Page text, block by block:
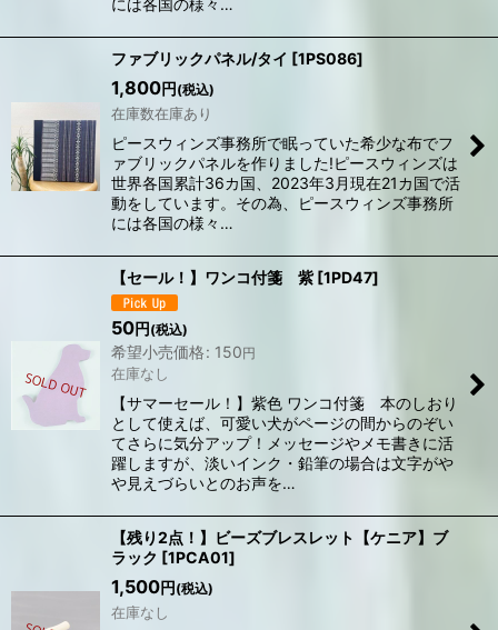
には各国の様々…
ファブリックパネル/タイ [1PS086]
1,800円 (税込)
在庫数在庫あり
ピースウィンズ事務所で眠っていた希少な布でフ
ァブリックパネルを作りました!ピースウィンズは
世界各国累計36カ国、2023年3月現在21カ国で活
動をしています。その為、ピースウィンズ事務所
には各国の様々…
【セール！】ワンコ付箋 紫 [1PD47]
50円 (税込)
希望小売価格: 150円
在庫なし
【サマーセール！】紫色 ワンコ付箋 本のしおり
として使えば、可愛い犬がページの間からのぞい
てさらに気分アップ！メッセージやメモ書きに活
躍しますが、淡いインク・鉛筆の場合は文字がや
や見えづらいとのお声を…
【残り2点！】ビーズブレスレット【ケニア】ブ
ラック [1PCA01]
1,500円 (税込)
在庫なし